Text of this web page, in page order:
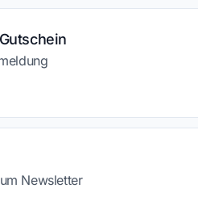
Newsletter